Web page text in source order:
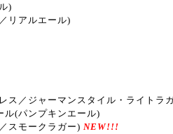
)
リアルエール)
／ジャーマンスタイル・ライトラ
(パンプキンエール)
スモークラガー) NEW!!!